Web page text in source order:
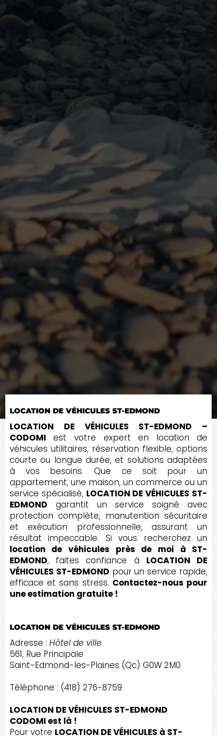
LOCATION DE VÉHICULES ST-EDMOND
LOCATION DE VÉHICULES ST-EDMOND –
CODOMI est votre expert en location de
véhicules utilitaires, réservation flexible, options
courte ou longue durée, et solutions adaptées
à vos besoins. Que ce soit pour un
appartement, une maison, un commerce ou un
service spécialisé, LOCATION DE VÉHICULES ST-
EDMOND garantit un service soigné avec
protection complète, manutention sécuritaire
et exécution professionnelle, assurant un
résultat impeccable. Si vous recherchez un
location de véhicules près de moi à ST-
EDMOND, faites confiance à LOCATION DE
VÉHICULES ST-EDMOND pour un service rapide,
efficace et sans stress. Contactez-nous pour
une estimation gratuite !
LOCATION DE VÉHICULES ST-EDMOND
Adresse : Hôtel de ville
561, Rue Principale
Saint-Edmond-les-Plaines (Qc) G0W 2M0
Téléphone : (418) 276-8759
LOCATION DE VÉHICULES ST-EDMOND
CODOMI est là !
Pour votre LOCATION DE VÉHICULES à ST-